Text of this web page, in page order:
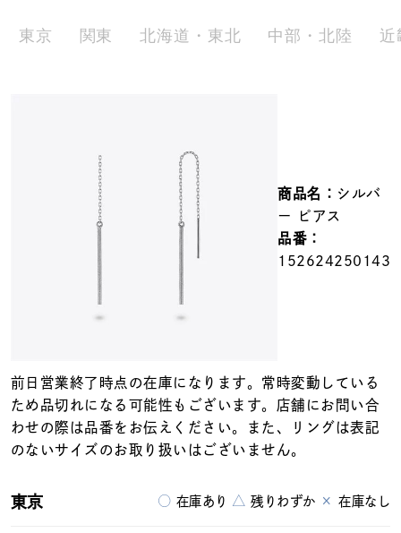
在庫ありのみ
東京 関東 北海道・東北 中部・北陸 近
商品名： シルバ
ー ピアス
品番：
152624250143
前日営業終了時点の在庫になります。常時変動している
ため品切れになる可能性もございます。店舗にお問い合
わせの際は品番をお伝えください。また、リングは表記
のないサイズのお取り扱いはございません。
○ 在庫あり △ 残りわずか × 在庫なし
東京